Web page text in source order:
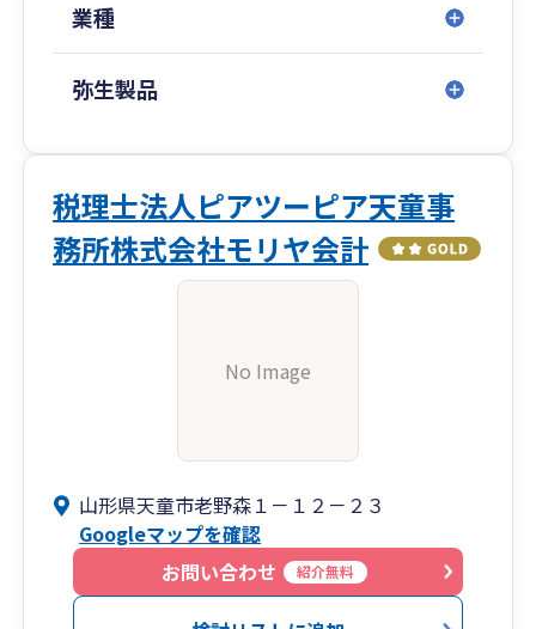
業種
弥生製品
税理士法人ピアツーピア天童事
務所株式会社モリヤ会計
No Image
山形県天童市老野森１－１２－２３
Googleマップを確認
お問い合わせ
紹介無料